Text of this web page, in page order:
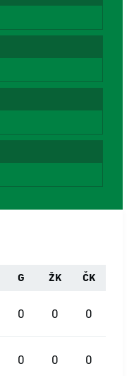
G ŽK ČK
0 0 0
0 0 0